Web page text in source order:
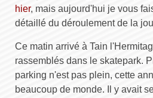
hier, mais aujourd'hui je vous
détaillé du déroulement de la
Ce matin arrivé à Tain
rassemblés dans le skatepark.
parking n'est pas plein, cette
beaucoup de monde. Il y avait